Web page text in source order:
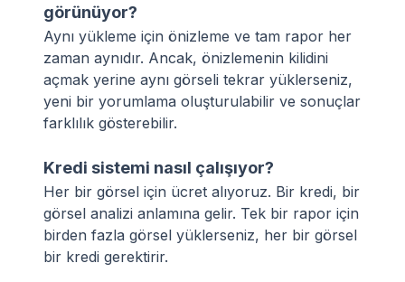
görünüyor?
Aynı yükleme için önizleme ve tam rapor her
zaman aynıdır. Ancak, önizlemenin kilidini
açmak yerine aynı görseli tekrar yüklerseniz,
yeni bir yorumlama oluşturulabilir ve sonuçlar
farklılık gösterebilir.
Kredi sistemi nasıl çalışıyor?
Her bir görsel için ücret alıyoruz. Bir kredi, bir
görsel analizi anlamına gelir. Tek bir rapor için
birden fazla görsel yüklerseniz, her bir görsel
bir kredi gerektirir.